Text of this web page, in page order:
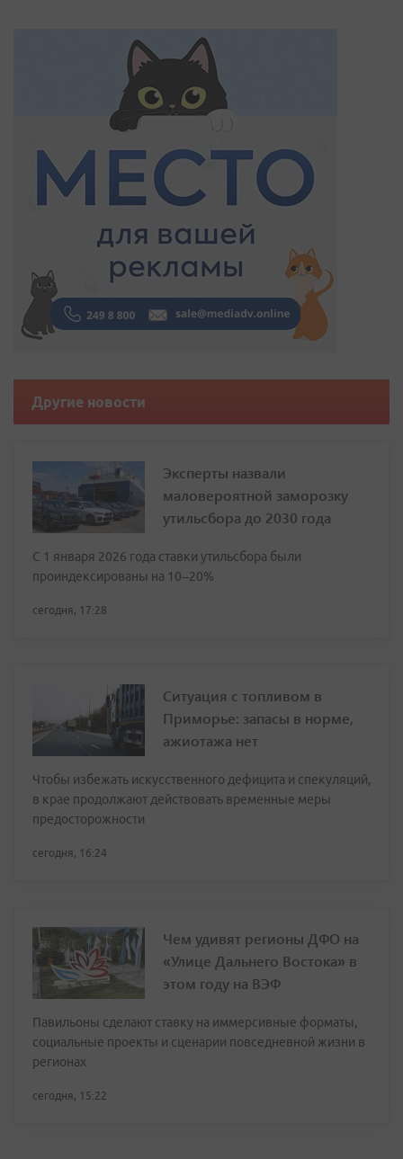
Другие новости
Эксперты назвали
маловероятной заморозку
утильсбора до 2030 года
С 1 января 2026 года ставки утильсбора были
проиндексированы на 10–20%
сегодня, 17:28
Ситуация с топливом в
Приморье: запасы в норме,
ажиотажа нет
Чтобы избежать искусственного дефицита и спекуляций,
в крае продолжают действовать временные меры
предосторожности
сегодня, 16:24
Чем удивят регионы ДФО на
«Улице Дальнего Востока» в
этом году на ВЭФ
Павильоны сделают ставку на иммерсивные форматы,
социальные проекты и сценарии повседневной жизни в
регионах
сегодня, 15:22